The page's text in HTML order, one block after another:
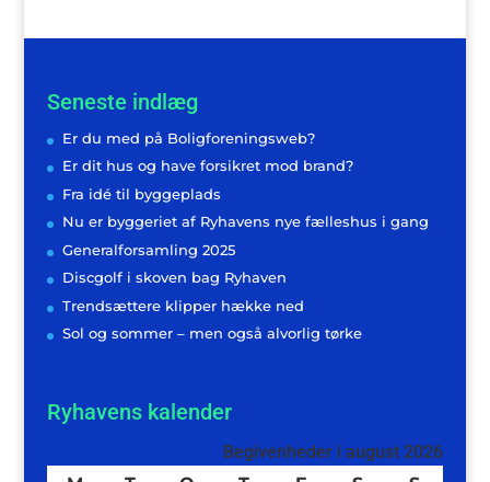
Seneste indlæg
Er du med på Boligforeningsweb?
Er dit hus og have forsikret mod brand?
Fra idé til byggeplads
Nu er byggeriet af Ryhavens nye fælleshus i gang
Generalforsamling 2025
Discgolf i skoven bag Ryhaven
Trendsættere klipper hække ned
Sol og sommer – men også alvorlig tørke
Ryhavens kalender
Begivenheder i august 2026